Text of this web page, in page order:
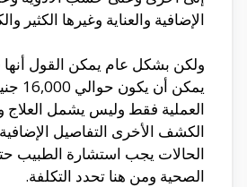
الإضافية والعناية وغيرها الكثير
ولكن بشكل عام يمكن القول
يمكن
العملية فقط وليس يشمل العلاج
الكشف الأخرى التفاصيل
الحالات يجب استشارة الطبيب
الصحية ومن هنا تحدد التكلفة.